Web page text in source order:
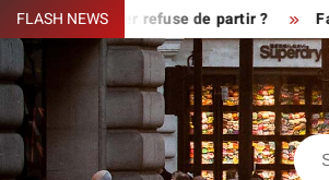
Skip
to
content
FLASH NEWS
le fermier refuse de partir ?